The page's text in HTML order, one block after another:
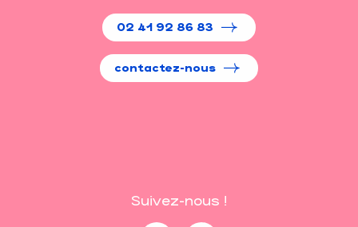
02 41 92 86 83
contactez-nous
Suivez-nous !